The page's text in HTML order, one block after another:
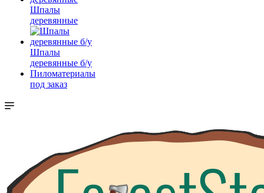
Шпалы
деревянные
Шпалы
деревянные б/у
Пиломатериалы
под заказ